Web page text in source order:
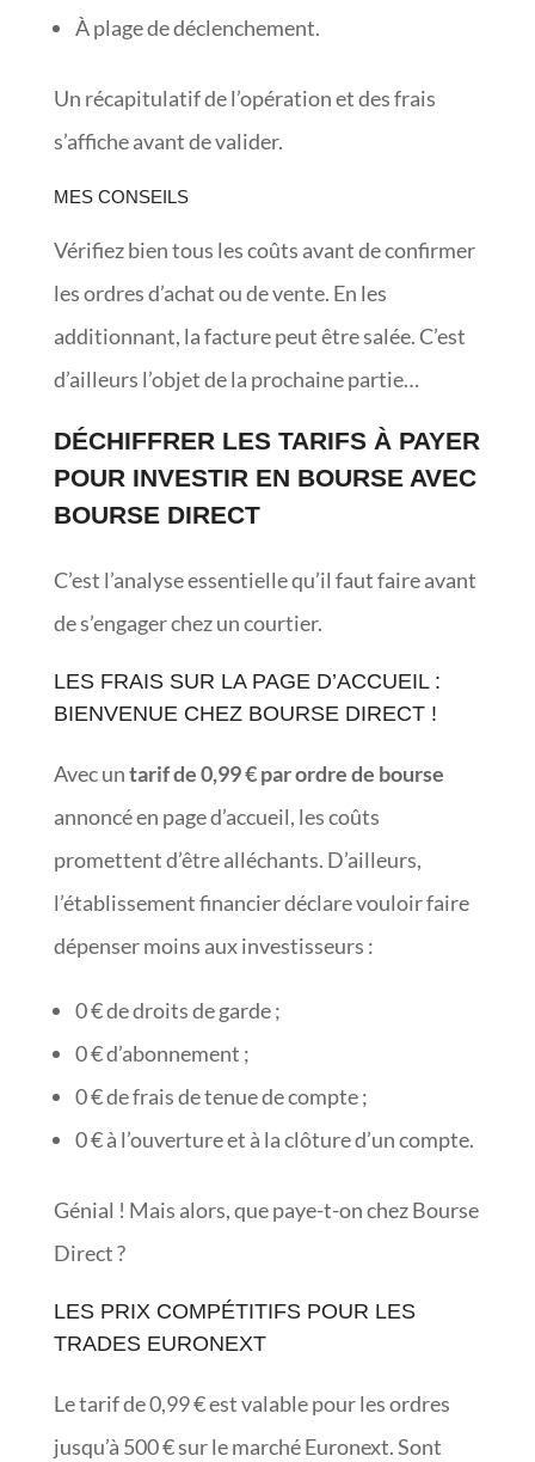
À plage de déclenchement.
Un récapitulatif de l’opération et des frais
s’affiche avant de valider.
MES CONSEILS
Vérifiez bien tous les coûts avant de confirmer
les ordres d’achat ou de vente. En les
additionnant, la facture peut être salée. C’est
d’ailleurs l’objet de la prochaine partie…
DÉCHIFFRER LES TARIFS À PAYER
POUR INVESTIR EN BOURSE AVEC
BOURSE DIRECT
C’est l’analyse essentielle qu’il faut faire avant
de s’engager chez un courtier.
LES FRAIS SUR LA PAGE D’ACCUEIL :
BIENVENUE CHEZ BOURSE DIRECT !
Avec untarif de 0,99 € par ordre de bourse
annoncé en page d’accueil, les coûts
promettent d’être alléchants. D’ailleurs,
l’établissement financier déclare vouloir faire
dépenser moins aux investisseurs :
0 € de droits de garde ;
0 € d’abonnement ;
0 € de frais de tenue de compte ;
0 € à l’ouverture et à la clôture d’un compte.
Génial ! Mais alors, que paye-t-on chez Bourse
Direct ?
LES PRIX COMPÉTITIFS POUR LES
TRADES EURONEXT
Le tarif de 0,99 € est valable pour les ordres
jusqu’à 500 € sur le marché Euronext. Sont